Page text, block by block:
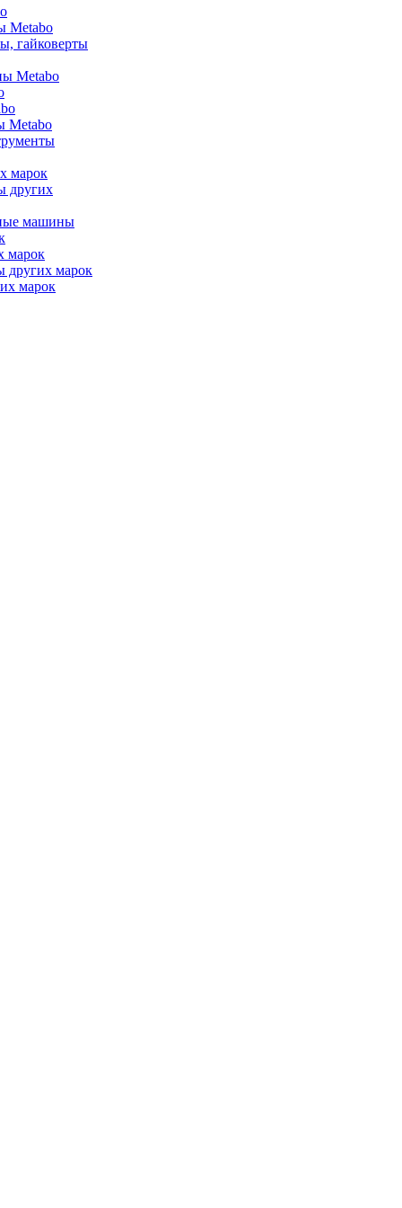
Metabo
гайковерты
Metabo
Metabo
марок
других
машины
марок
других марок
марок